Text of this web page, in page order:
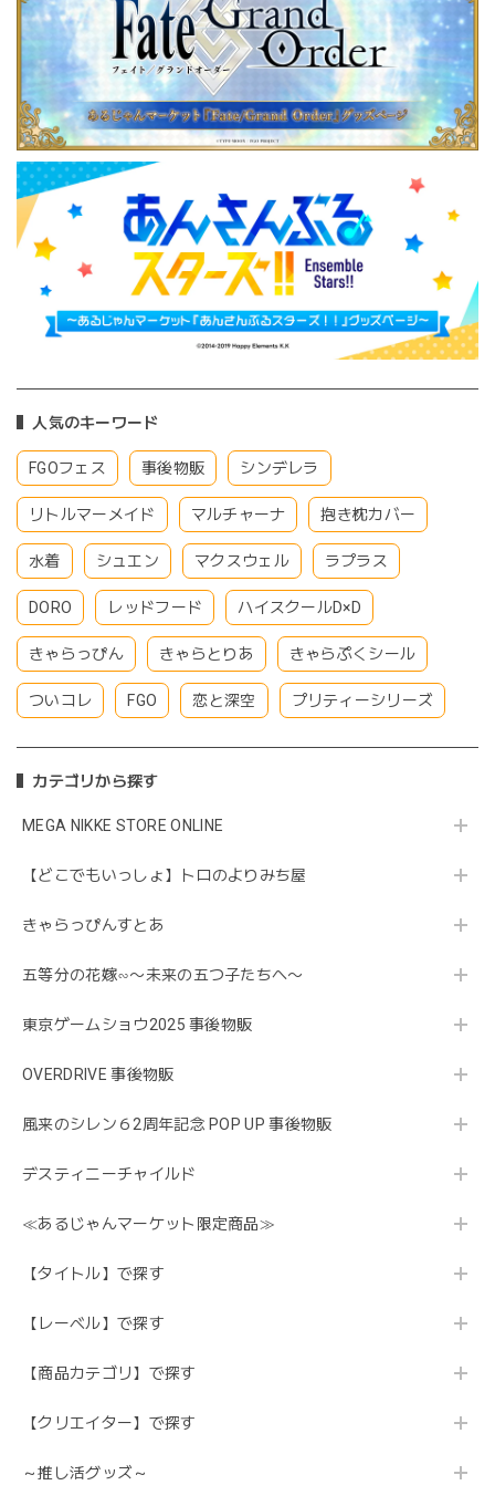
人気のキーワード
FGOフェス 事後物販 シンデレラ
リトルマーメイド マルチャーナ 抱き枕カバー
水着 シュエン マクスウェル ラプラス
DORO レッドフード ハイスクールD×D
きゃらっぴん きゃらとりあ きゃらぷくシール
ついコレ FGO 恋と深空 プリティーシリーズ
カテゴリから探す
MEGA NIKKE STORE ONLINE
【どこでもいっしょ】トロのよりみち屋
きゃらっぴんすとあ
五等分の花嫁∽〜未来の五つ子たちへ〜
東京ゲームショウ2025 事後物販
OVERDRIVE 事後物販
風来のシレン６2周年記念 POP UP 事後物販
デスティニーチャイルド
≪あるじゃんマーケット限定商品≫
【タイトル】で探す
【レーベル】で探す
【商品カテゴリ】で探す
【クリエイター】で探す
～推し活グッズ～